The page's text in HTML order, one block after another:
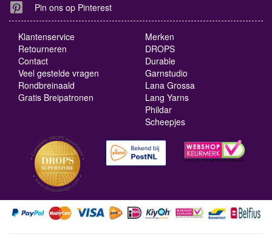
Pin ons op Pinterest
Klantenservice
Retourneren
Contact
Veel gestelde vragen
Rondbreinaald
Gratis Breipatronen
Merken
DROPS
Durable
Garnstudio
Lana Grossa
Lang Yarns
Phildar
Scheepjes